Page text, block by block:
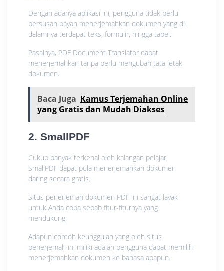
Dengan adanya aplikasi ini, pengguna tidak perlu
bersusah payah menerjemahkan dokumen yang di
dalamnya terdapat teks, formulir, hingga tabel.
Pasalnya, PDF Document Translator dapat
menerjemahkan tanpa perlu mengubah tata letak
dokumen.
Baca Juga Kamus Terjemahan Online
yang Gratis dan Mudah Diakses
2. SmallPDF
Cukup banyak terkenal oleh kalangan pelajar,
SmallPDF dapat pula menerjemahkan dokumen
daring secara gratis.
Situs penerjemah dokumen PDF ini sangat layak
untuk Anda coba sebab fitur-fiturnya yang
mendukung.
Adapun contoh keunggulan yang oleh situs
penerjemah ini miliki adalah pengguna dapat memilih
menerjemahkan dokumen ke bahasa apapun.